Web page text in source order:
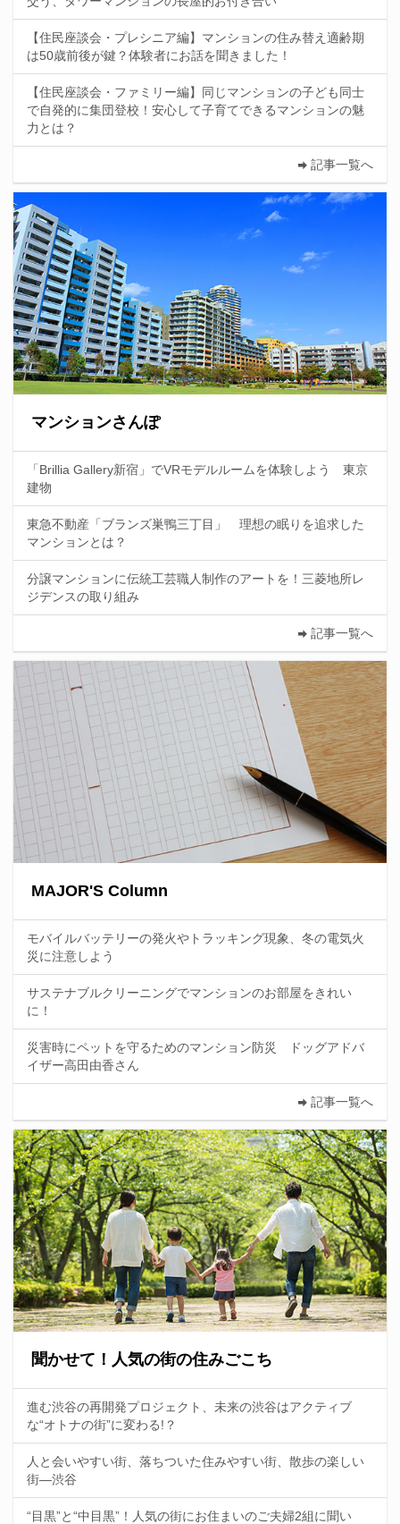
【住民座談会・プレシニア編】マンションの住み替え適齢期
は50歳前後が鍵？体験者にお話を聞きました！
【住民座談会・ファミリー編】同じマンションの子ども同士
で自発的に集団登校！安心して子育てできるマンションの魅
力とは？
記事一覧へ
マンションさんぽ
「Brillia Gallery新宿」でVRモデルルームを体験しよう 東京
建物
東急不動産「ブランズ巣鴨三丁目」 理想の眠りを追求した
マンションとは？
分譲マンションに伝統工芸職人制作のアートを！三菱地所レ
ジデンスの取り組み
記事一覧へ
MAJOR'S Column
モバイルバッテリーの発火やトラッキング現象、冬の電気火
災に注意しよう
サステナブルクリーニングでマンションのお部屋をきれい
に！
災害時にペットを守るためのマンション防災 ドッグアドバ
イザー高田由香さん
記事一覧へ
聞かせて！人気の街の住みごこち
進む渋谷の再開発プロジェクト、未来の渋谷はアクティブ
な“オトナの街”に変わる!？
人と会いやすい街、落ちついた住みやすい街、散歩の楽しい
街—渋谷
“目黒”と“中目黒”！人気の街にお住まいのご夫婦2組に聞い